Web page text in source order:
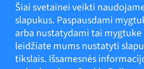
Šiai svetainei veikti
slapukus. Paspausdami
arba nustatydami tai
leidžiate mums nustatyti
tikslais. Išsamesnės